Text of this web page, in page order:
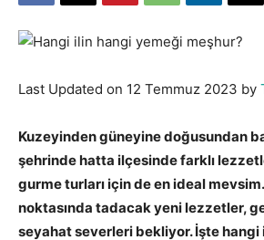
Last Updated on 12 Temmuz 2023 by
Kuzeyinden güneyine doğusundan
şehrinde hatta ilçesinde farklı
gurme turları için de en ideal
noktasında tadacak yeni lezzetler,
seyahat severleri bekliyor. İşte